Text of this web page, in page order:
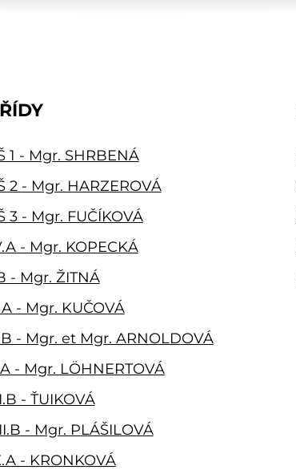
1 - Mgr. SHRBENÁ
2 - Mgr. HARZEROVÁ
3 - Mgr. FUČÍKOVÁ
- Mgr. KOPECKÁ
- Mgr. ŽITNÁ
- Mgr. KUČOVÁ
- Mgr. et Mgr. ARNOLDOVÁ
- Mgr. LÖHNERTOVÁ
- ŤUIKOVÁ
- Mgr. PLÁŠILOVÁ
- KRONKOVÁ